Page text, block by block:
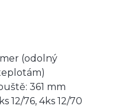
(odolný
361 mm
12/76, 4ks 12/70